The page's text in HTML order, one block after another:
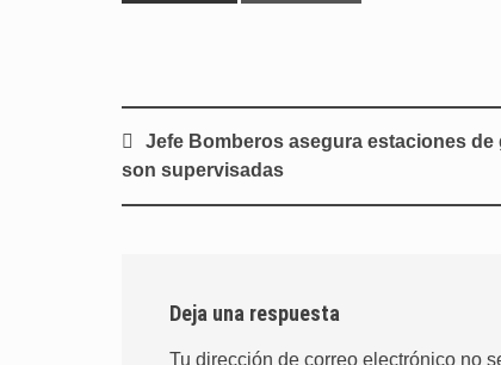
Navegación
de
Jefe Bomberos asegura estaciones de
son supervisadas
Deja una respuesta
Tu dirección de correo electrónico no